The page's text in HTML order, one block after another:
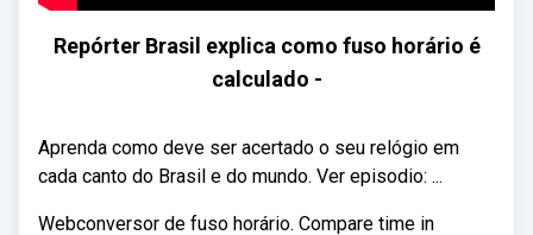
Repórter Brasil explica como fuso horário é
calculado -
Aprenda como deve ser acertado o seu relógio em
cada canto do Brasil e do mundo. Ver episodio: ...
Webconversor de fuso horário. Compare time in